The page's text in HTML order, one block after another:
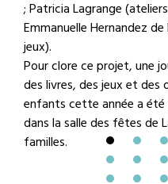
; Patricia Lagrange
Emmanuelle Hernandez
jeux).
Pour clore ce projet, une
des livres, des jeux et des
enfants cette année a
dans la salle des fêtes de
familles.